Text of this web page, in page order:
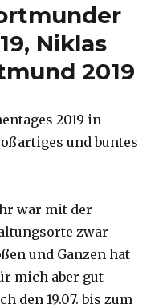
Niklas
2019
2019 in
und buntes
war mit der
zwar
und Ganzen hat
mich aber gut
den 19.07. bis zum